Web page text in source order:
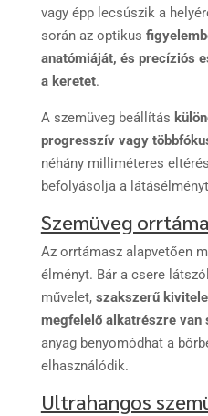
vagy épp lecsúszik a
során az optikus
anatómiáját, és precíziós
a keretet.
A szemüveg beállítás
progresszív vagy
néhány milliméteres
befolyásolja a
Szemüveg
Az orrtámasz alapvetően
élményt. Bár a csere
művelet, szakszerű
megfelelő alkatrészre van
anyag benyomódhat a
elhasználódik.
Ultrahangos